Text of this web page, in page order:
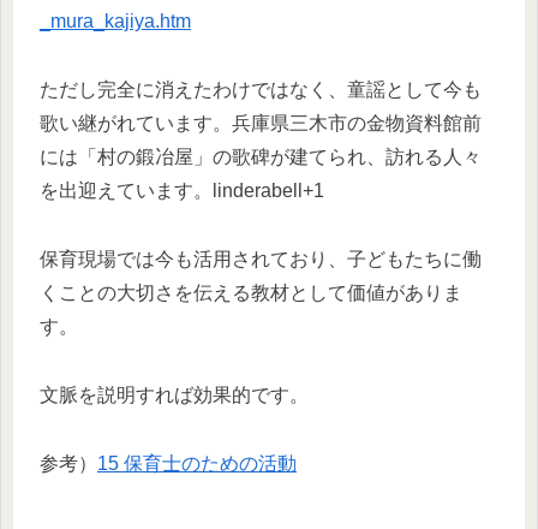
_mura_kajiya.htm
ただし完全に消えたわけではなく、童謡として今も
歌い継がれています。兵庫県三木市の金物資料館前
には「村の鍛冶屋」の歌碑が建てられ、訪れる人々
を出迎えています。linderabell+1
保育現場では今も活用されており、子どもたちに働
くことの大切さを伝える教材として価値がありま
す。
文脈を説明すれば効果的です。
参考） 15 保育士のための活動